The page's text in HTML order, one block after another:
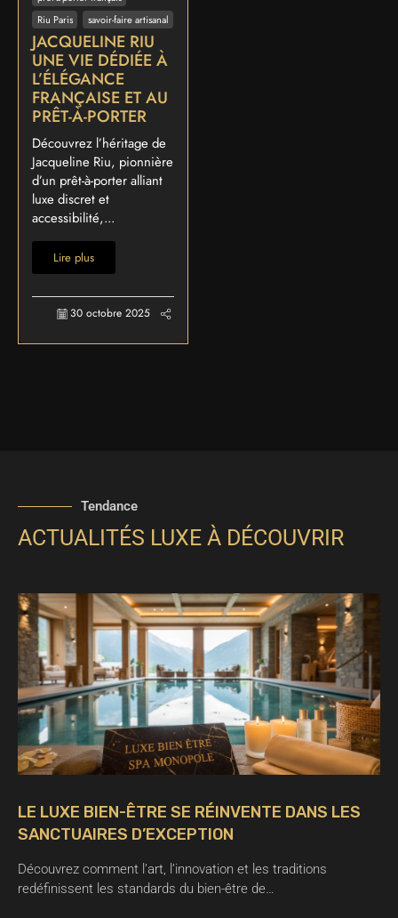
Riu Paris
savoir-faire artisanal
JACQUELINE RIU
UNE VIE DÉDIÉE À
L’ÉLÉGANCE
FRANÇAISE ET AU
PRÊT-À-PORTER
Découvrez l’héritage de
Jacqueline Riu, pionnière
d’un prêt-à-porter alliant
luxe discret et
accessibilité,...
Lire plus
30 octobre 2025
Tendance
ACTUALITÉS LUXE À DÉCOUVRIR
LE LUXE BIEN-ÊTRE SE RÉINVENTE DANS LES
SANCTUAIRES D’EXCEPTION
Découvrez comment l’art, l’innovation et les traditions
redéfinissent les standards du bien-être de…